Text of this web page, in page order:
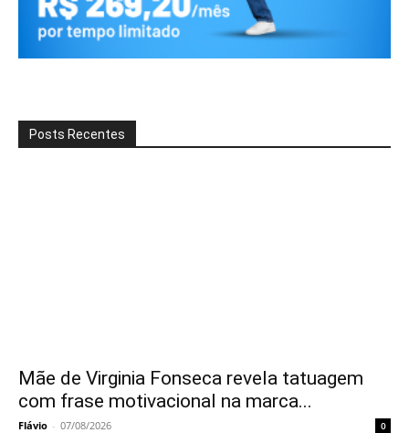
Posts Recentes
Mãe de Virginia Fonseca revela tatuagem
com frase motivacional na marca...
Flávio - 07/08/2026 0